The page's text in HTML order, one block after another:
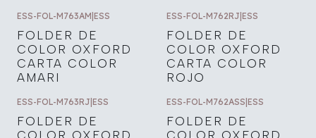
ESS-FOL-M763AM ESS
FOLDER DE
COLOR OXFORD
CARTA COLOR
AMARI
ESS-FOL-M762RJ ESS
FOLDER DE
COLOR OXFORD
CARTA COLOR
ROJO
ESS-FOL-M763RJ ESS
FOLDER DE
ESS-FOL-M762ASS ESS
FOLDER DE